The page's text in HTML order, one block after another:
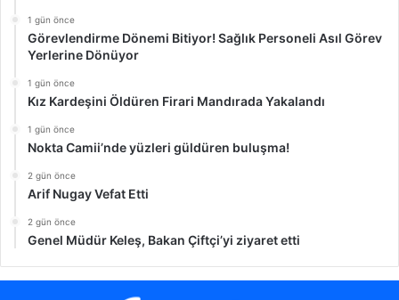
1 gün önce
Görevlendirme Dönemi Bitiyor! Sağlık Personeli Asıl Görev
Yerlerine Dönüyor
1 gün önce
Kız Kardeşini Öldüren Firari Mandırada Yakalandı
1 gün önce
Nokta Camii’nde yüzleri güldüren buluşma!
2 gün önce
Arif Nugay Vefat Etti
2 gün önce
Genel Müdür Keleş, Bakan Çiftçi’yi ziyaret etti